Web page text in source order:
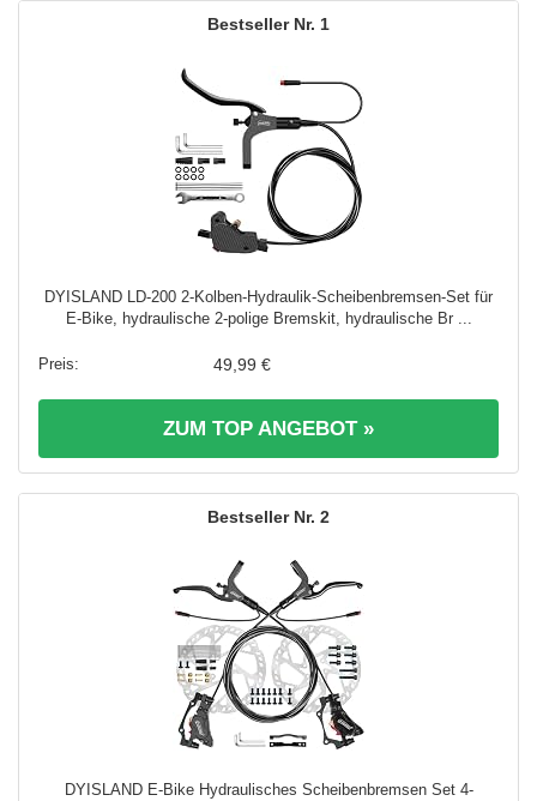
1
DYISLAND LD-200 2-Kolben-Hydraulik-Scheibenbremsen-Set für
E-Bike, hydraulische 2-polige Bremskit, hydraulische Br ...
49,99 €
ZUM TOP ANGEBOT »
2
DYISLAND E-Bike Hydraulisches Scheibenbremsen Set 4-